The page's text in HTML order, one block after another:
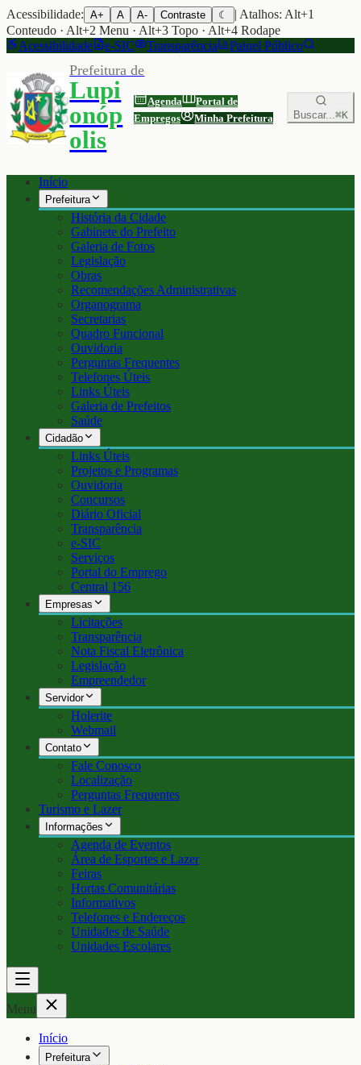
Acessibilidade: A+ A A- Contraste ☾
| Atalhos: Alt+1
Conteudo · Alt+2 Menu · Alt+3 Topo · Alt+4 Rodape
Acessibilidade
e-SIC Transparência Painel Público
Prefeitura de
Lupi
onóp
olis
Agenda
Portal de
Empregos
Minha Prefeitura Buscar...⌘K
Início
Prefeitura
História da Cidade
Gabinete do Prefeito
Galeria de Fotos
Legislação
Obras
Recomendações Administrativas
Organograma
Secretarias
Quadro Funcional
Ouvidoria
Perguntas Frequentes
Telefones Úteis
Links Úteis
Galeria de Prefeitos
Saúde
Cidadão
Links Úteis
Projetos e Programas
Ouvidoria
Concursos
Diário Oficial
Transparência
e-SIC
Serviços
Portal do Emprego
Central 156
Empresas
Licitações
Transparência
Nota Fiscal Eletrônica
Legislação
Empreendedor
Servidor
Holerite
Webmail
Contato
Fale Conosco
Localização
Perguntas Frequentes
Turismo e Lazer
Informações
Agenda de Eventos
Área de Esportes e Lazer
Feiras
Hortas Comunitárias
Informativos
Telefones e Endereços
Unidades de Saúde
Unidades Escolares
Menu
Início
Prefeitura